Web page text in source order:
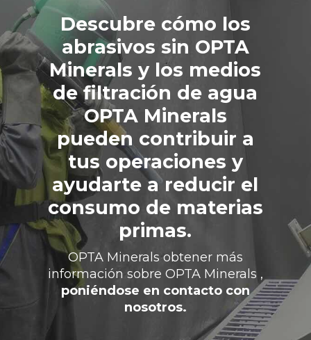
Descubre cómo los
abrasivos sin OPTA
Minerals y los medios
de filtración de agua
OPTA Minerals
pueden contribuir a
tus operaciones y
ayudarte a reducir el
consumo de materias
primas.
OPTA Minerals obtener más
información sobre OPTA Minerals ,
poniéndose en contacto con
nosotros.